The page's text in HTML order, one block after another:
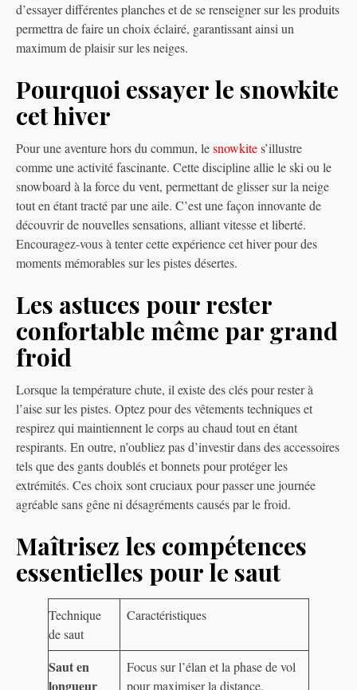
d’essayer différentes planches et de se renseigner sur les produits
permettra de faire un choix éclairé, garantissant ainsi un
maximum de plaisir sur les neiges.
Pourquoi essayer le snowkite
cet hiver
Pour une aventure hors du commun, lesnowkites’illustre
comme une activité fascinante. Cette discipline allie le ski ou le
snowboard à la force du vent, permettant de glisser sur la neige
tout en étant tracté par une aile. C’est une façon innovante de
découvrir de nouvelles sensations, alliant vitesse et liberté.
Encouragez-vous à tenter cette expérience cet hiver pour des
moments mémorables sur les pistes désertes.
Les astuces pour rester
confortable même par grand
froid
Lorsque la température chute, il existe des clés pour rester à
l’aise sur les pistes. Optez pour des vêtements techniques et
respirez qui maintiennent le corps au chaud tout en étant
respirants. En outre, n’oubliez pas d’investir dans des accessoires
tels que des gants doublés et bonnets pour protéger les
extrémités. Ces choix sont cruciaux pour passer une journée
agréable sans gêne ni désagréments causés par le froid.
Maîtrisez les compétences
essentielles pour le saut
Technique
de saut
Caractéristiques
Saut en
longueur
Focus sur l’élan et la phase de vol
pour maximiser la distance.